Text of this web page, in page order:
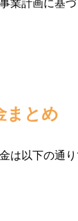
業計画に基
まとめ
は以下の通